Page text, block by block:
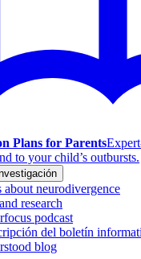
Plans for Parents
to your child’s outbursts.
about neurodivergence
research
podcast
del boletín
blog